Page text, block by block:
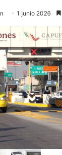
1 junio 2026